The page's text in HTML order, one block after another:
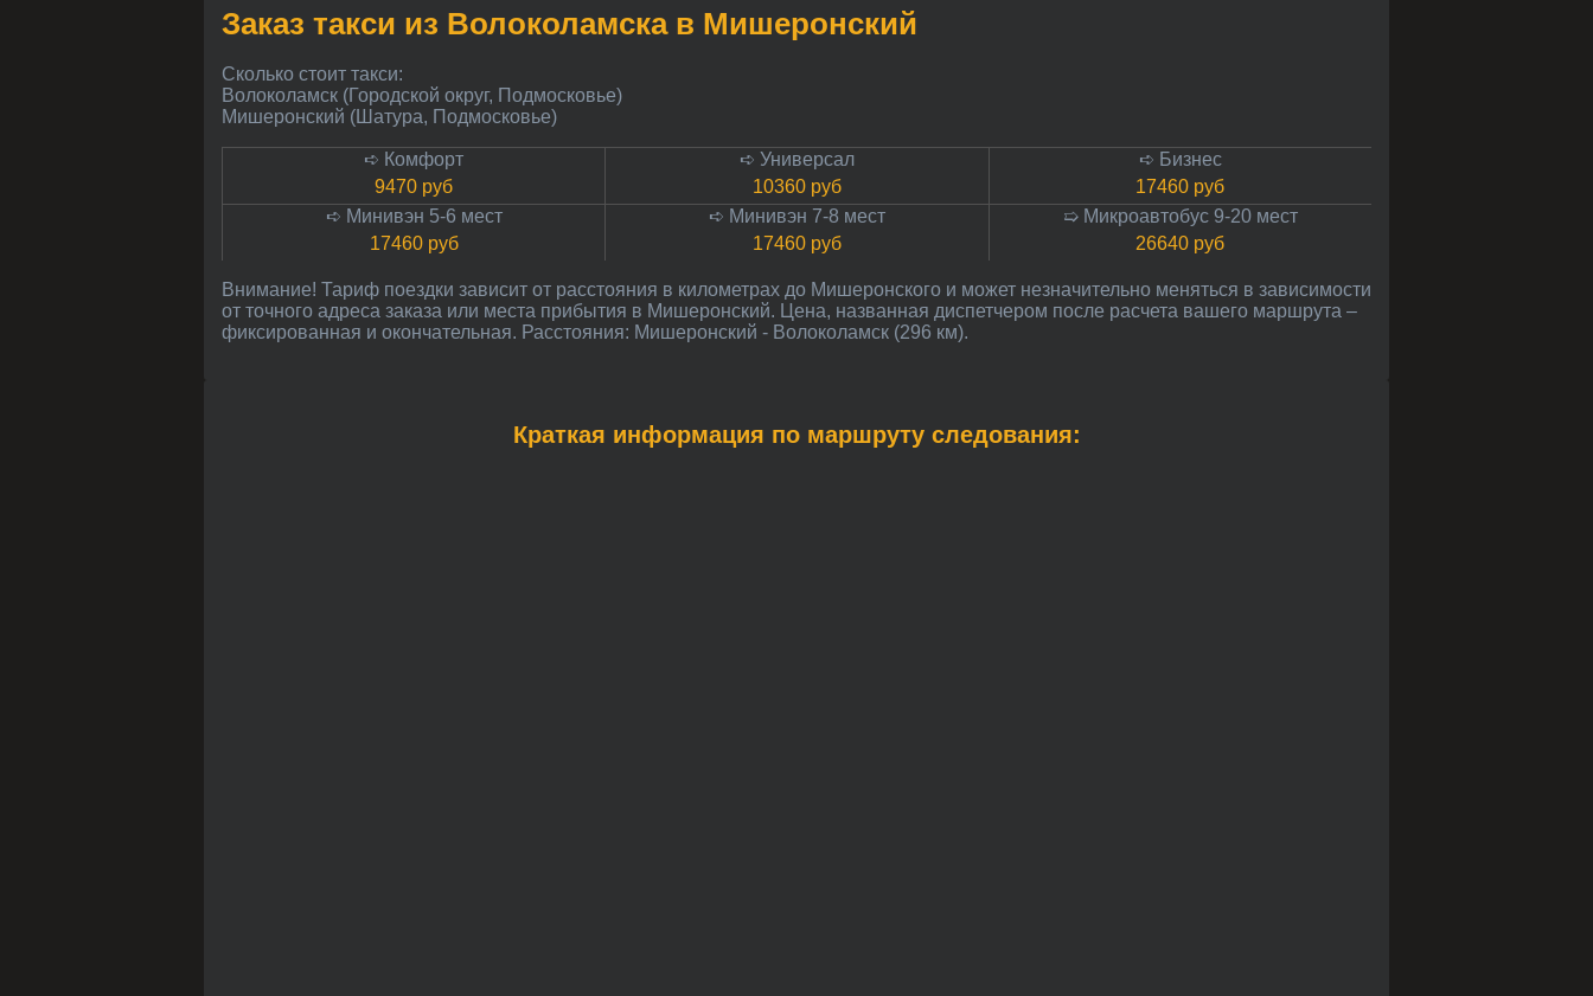
Заказ такси из Волоколамска в Мишеронский
Сколько стоит такси:
Волоколамск (Городской округ, Подмосковье)
Мишеронский (Шатура, Подмосковье)
➪ Комфорт
9470 руб
➪ Универсал
10360 руб
➪ Бизнес
17460 руб
➪ Минивэн 5-6 мест
17460 руб
➪ Минивэн 7-8 мест
17460 руб
➯ Микроавтобус 9-20 мест
26640 руб
Внимание! Тариф поездки зависит от расстояния в километрах до Мишеронского и может незначительно меняться в зависимости
от точного адреса заказа или места прибытия в Мишеронский. Цена, названная диспетчером после расчета вашего маршрута –
фиксированная и окончательная. Расстояния: Мишеронский - Волоколамск (296 км).
Краткая информация по маршруту следования: